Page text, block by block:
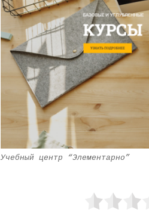
Учебный центр “Элементарно”